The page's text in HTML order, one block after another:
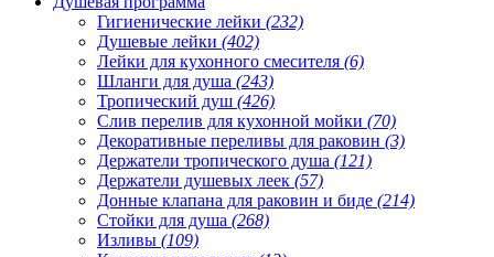
Гигиенические лейки (232)
Душевые лейки (402)
Лейки для кухонного смесителя (6)
Шланги для душа (243)
Тропический душ (426)
Слив перелив для кухонной мойки (70)
Декоративные переливы для раковин (3)
Держатели тропического душа (121)
Держатели душевых леек (57)
Донные клапана для раковин и биде (214)
Стойки для душа (268)
Изливы (109)